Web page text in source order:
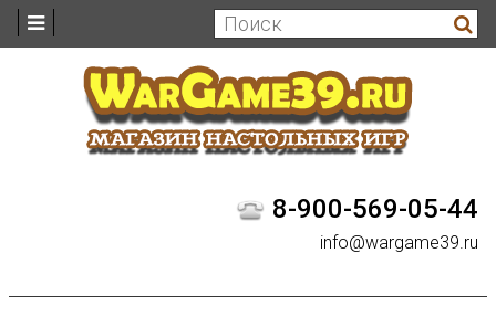
8-900-569-05-44
info@wargame39.ru